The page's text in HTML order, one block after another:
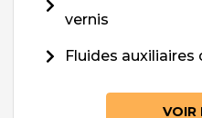
vernis
Fluides
VOIR